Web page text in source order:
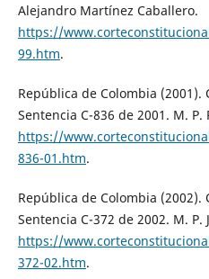
Alejandro Martínez Caballero.
https://
99.htm.
República de Colombia (2001).
Sentencia C-836 de 2001. M.
https://
836-01.htm.
República de Colombia (2002).
Sentencia C-372 de 2002. M.
https://
372-02.htm.